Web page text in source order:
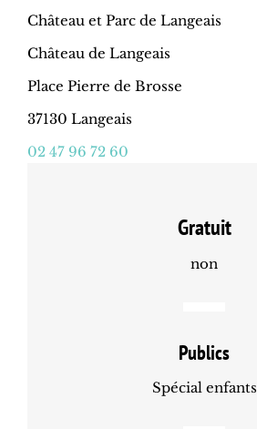
Château et Parc de Langeais
Château de Langeais
Place Pierre de Brosse
37130 Langeais
02 47 96 72 60
Gratuit
non
Publics
Spécial enfants